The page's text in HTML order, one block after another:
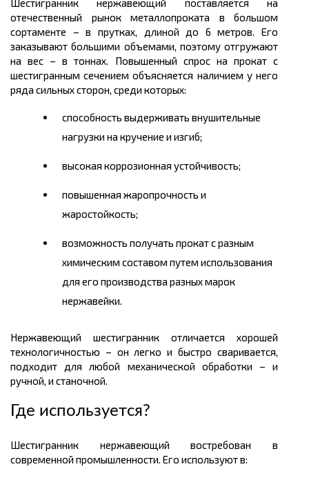
Шестигранник нержавеющий поставляется на
отечественный рынок металлопроката в большом
сортаменте – в прутках, длиной до 6метров. Его
заказывают большими объемами, поэтому отгружают
на вес – втоннах. Повышенный спрос на прокат с
шестигранным сечением объясняется наличием у него
ряда сильных сторон, среди которых:
способность выдерживать внушительные
нагрузки на кручение и изгиб;
высокая коррозионная устойчивость;
повышенная жаропрочность и
жаростойкость;
возможность получать прокат с разным
химическим составом путем использования
для его производства разных марок
нержавейки.
Нержавеющий шестигранник отличается хорошей
технологичностью – он легко и быстро сваривается,
подходит для любой механической обработки – и
ручной, и станочной.
Где используется?
Шестигранник нержавеющий востребован в
современной промышленности. Его используют в: